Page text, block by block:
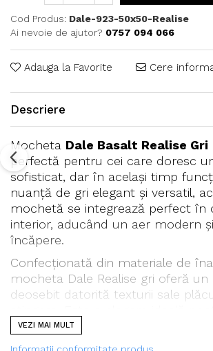
Cod Produs: Dale-923-50x50-Realise
Ai nevoie de ajutor? 0757 094 066
Adauga la Favorite Cere
Descriere
Mocheta Dale Basalt Realise Gri
perfectă pentru cei care doresc
sofisticat, dar în același timp
nuanță de gri elegant și versatil,
mochetă se integrează perfect în
interior, aducând un aer modern
încăpere.
Confecționată din materiale de
mocheta Dale Realise gri oferă
deosebit datorită texturii sale
de zi, dormitoare sau birouri,
atmosferă relaxantă și
VEZI MAI MULT